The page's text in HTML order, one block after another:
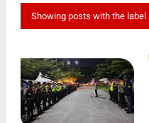
Showing posts with the label